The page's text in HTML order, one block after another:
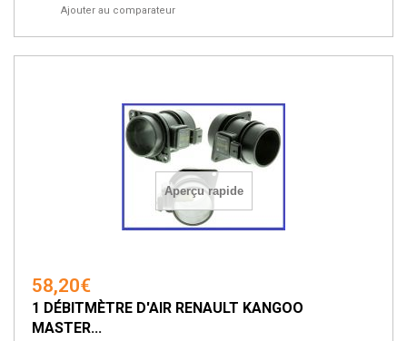
Ajouter au comparateur
Aperçu rapide
58,20€
1 DÉBITMÈTRE D'AIR RENAULT KANGOO
MASTER...